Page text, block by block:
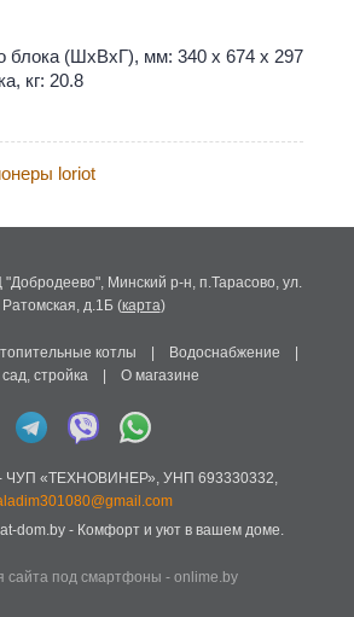
блока (ШхВхГ), мм: 340 х 674 х 297
кг: 20.8
loriot
Минский р-н, п.Тарасово, ул.
Ратомская, д.1Б(карта)
котлы Водоснабжение
стройка
О магазине
ЧУП «ТЕХНОВИНЕР», УНП 693330332,
dom.by - Комфорт и уют в вашем доме.
сайта под смартфоны - onlime.by